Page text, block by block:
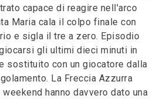
capace di reagire nell'arco
Maria cala il colpo finale con
e sigla il tre a zero. Episodio
gli ultimi dieci minuti in
sostituito con un giocatore dalla
La Freccia Azzurra
hanno davvero dato una